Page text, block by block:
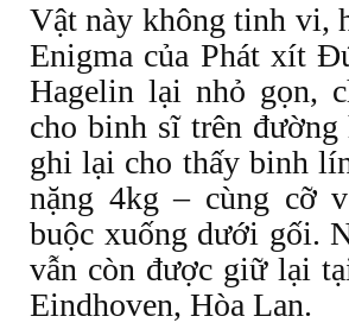
Vật này không tinh vi,
Enigma của Phát xít
Hagelin lại nhỏ gọn,
cho binh sĩ trên đường
ghi lại cho thấy binh
nặng 4kg – cùng cỡ
buộc xuống dưới gối.
vẫn còn được giữ lại
Eindhoven, Hòa Lan.